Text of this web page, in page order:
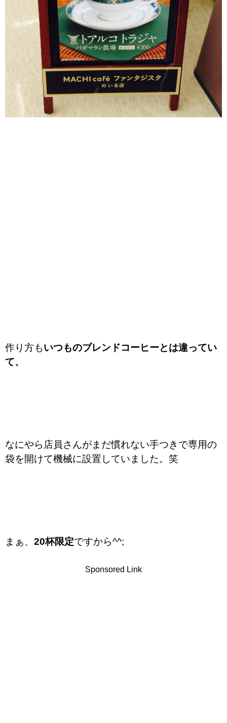
作り方もいつものブレンドコーヒーとは違ってい
て、
なにやら店員さんがまだ慣れない手つきで専用の
袋を開けて機械に設置していました。笑
まぁ、 20杯限定ですから^^;
Sponsored Link